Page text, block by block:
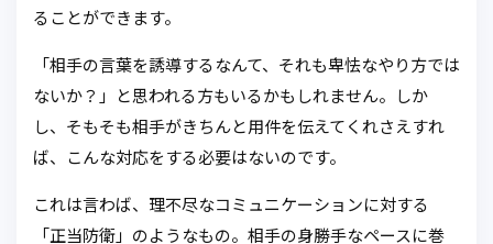
ることができます。
「相手の言葉を誘導するなんて、それも卑怯なやり方では
ないか？」と思われる方もいるかもしれません。しか
し、そもそも相手がきちんと用件を伝えてくれさえすれ
ば、こんな対応をする必要はないのです。
これは言わば、理不尽なコミュニケーションに対する
「正当防衛」のようなもの。相手の身勝手なペースに巻